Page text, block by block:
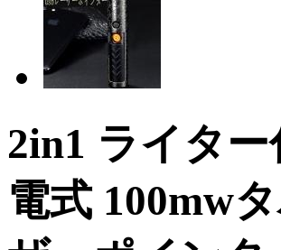
2in1 ライタ
電式 100mw